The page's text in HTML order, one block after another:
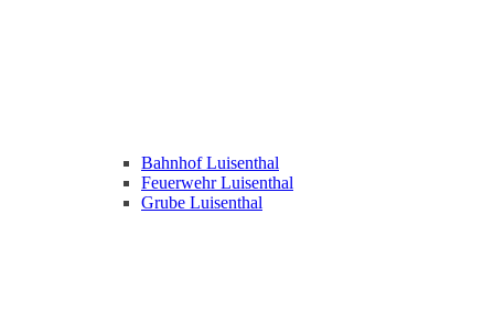
Bahnhof Luisenthal
Feuerwehr Luisenthal
Grube Luisenthal